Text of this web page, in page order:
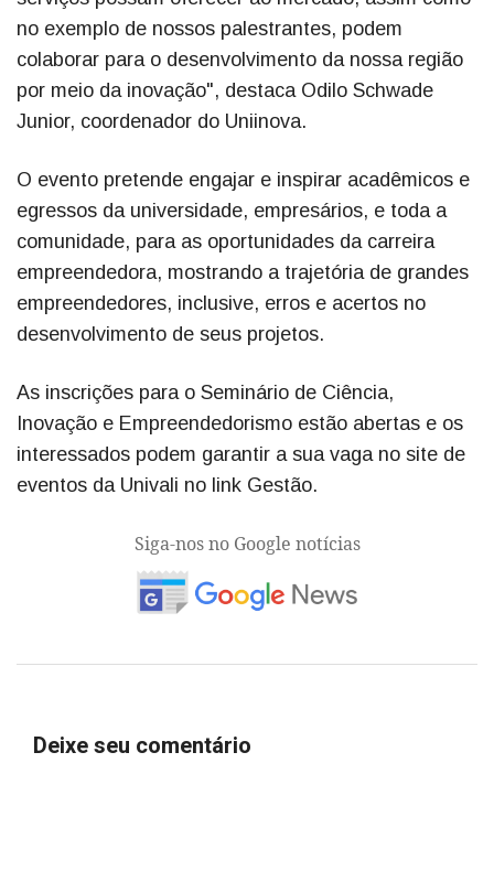
no exemplo de nossos palestrantes, podem
colaborar para o desenvolvimento da nossa região
por meio da inovação", destaca Odilo Schwade
Junior, coordenador do Uniinova.
O evento pretende engajar e inspirar acadêmicos e
egressos da universidade, empresários, e toda a
comunidade, para as oportunidades da carreira
empreendedora, mostrando a trajetória de grandes
empreendedores, inclusive, erros e acertos no
desenvolvimento de seus projetos.
As inscrições para o Seminário de Ciência,
Inovação e Empreendedorismo estão abertas e os
interessados podem garantir a sua vaga no site de
eventos da Univali no link Gestão.
Siga-nos no Google notícias
Deixe seu comentário